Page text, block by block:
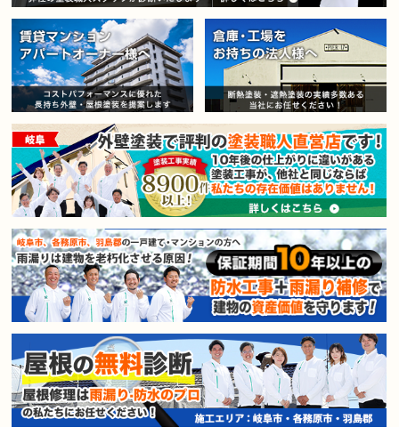
賃貸マンション・アパートオー